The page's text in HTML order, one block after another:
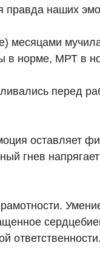
правда наших
месяцами
в норме, МРТ в
перед
оставляет
гнев